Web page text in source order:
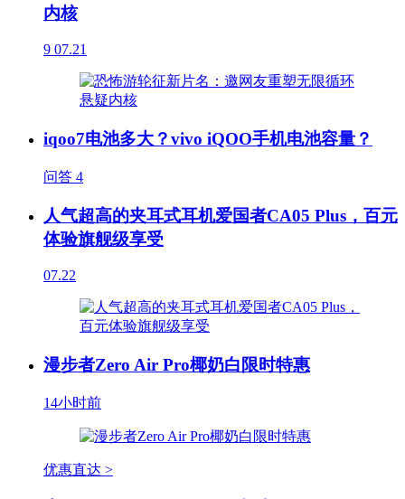
内核
9 07.21
iqoo7电池多大？vivo iQOO手机电池容量？
问答 4
人气超高的夹耳式耳机爱国者CA05 Plus，百元
体验旗舰级享受
07.22
漫步者Zero Air Pro椰奶白限时特惠
14小时前
优惠直达 >